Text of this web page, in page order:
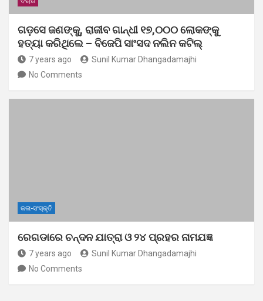
ଗଡ଼ସେ ଜଣଙ୍କୁ, ରାଜୀବ ଗାନ୍ଧୀ ୧୭,୦୦୦ ଲୋକଙ୍କୁ
ହତ୍ୟା କରିଥିଲେ – ବିଜେପି ସାଂସଦ ନଲିନ କଟିଲ୍
7 years ago
Sunil Kumar Dhangadamajhi
No Comments
କଳା-ସଂସ୍କୃତି
ରେଗଡାରେ ଚନ୍ଦନ ଯାତ୍ରା ଓ ୨୪ ପ୍ରହର ନାମଯଜ୍ଞ
7 years ago
Sunil Kumar Dhangadamajhi
No Comments